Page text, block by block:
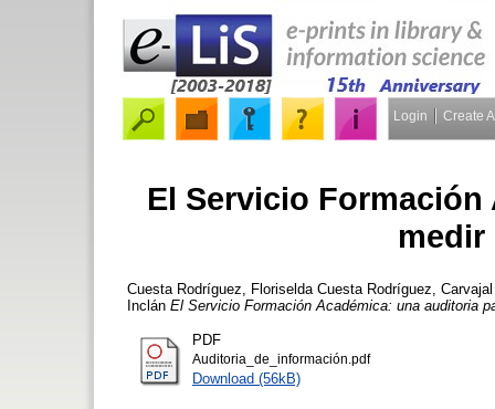
Login Create
El Servicio
medir
Cuesta Rodríguez, Floriselda Cuesta Rodríguez
Inclán El Servicio Formación Académica: una auditoria
PDF
Auditoria_de_información.pdf
Download (56kB)